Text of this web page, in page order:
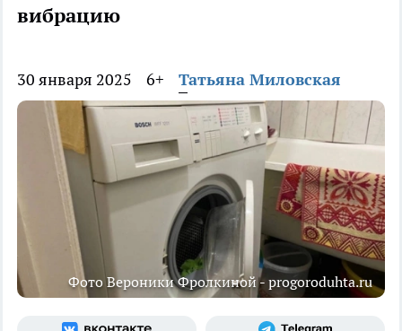
вибрацию
30 января 2025 6+ Татьяна Миловская
Фото Вероники Фролкиной - progoroduhta.ru